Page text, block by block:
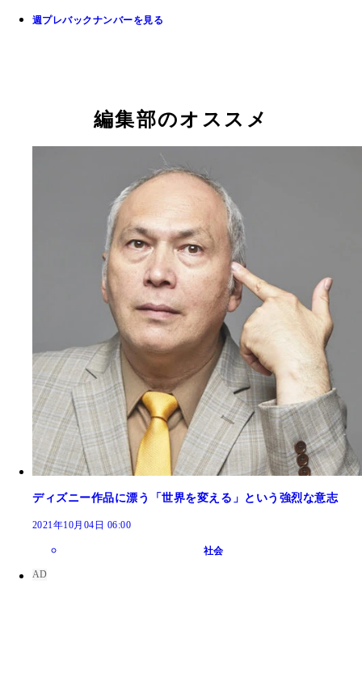
週プレバックナンバーを見る
編集部のオススメ
ディズニー作品に漂う「世界を変える」という強烈な意志
2021年10月04日 06:00
社会